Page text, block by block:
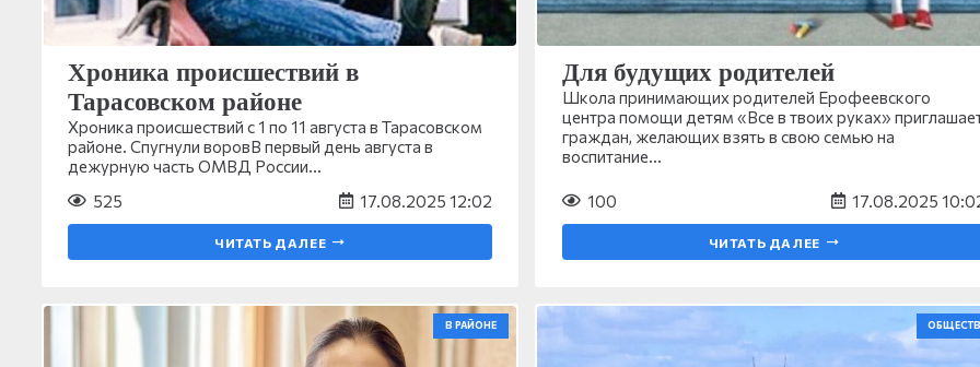
Хроника происшествий в
Тарасовском районе
Хроника происшествий с 1 по 11 августа в Тарасовском
районе. Спугнули воровВ первый день августа в
дежурную часть ОМВД России…
525
17.08.2025 12:02
ЧИТАТЬ ДАЛЕЕ
Для будущих родителей
Школа принимающих родителей Ерофеевского
центра помощи детям «Все в твоих руках»
граждан, желающих взять в свою семью на
воспитание…
100 17.08.2025
ЧИТАТЬ ДАЛЕЕ
В РАЙОНЕ